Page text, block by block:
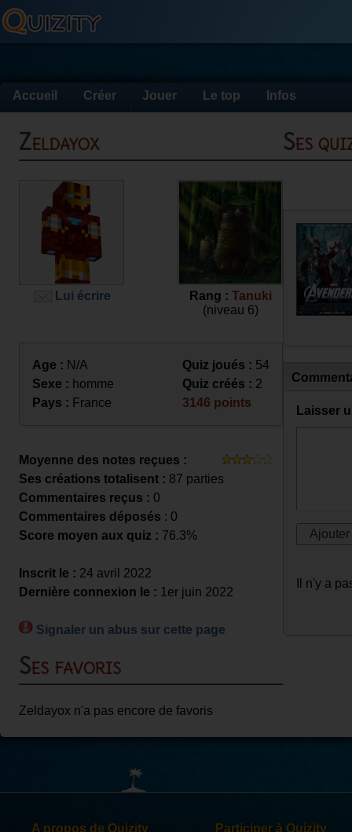
Accueil Créer Jouer Le top Infos
Zeldayox
Lui écrire Rang : Tanuki
(niveau 6)
Age : N/A
Sexe : homme
Pays : France
Quiz joués : 54
Quiz créés : 2
3146 points
Moyenne des notes reçues :
Ses créations totalisent : 87 parties
Commentaires reçus : 0
Commentaires déposés : 0
Score moyen aux quiz : 76.3%
Inscrit le : 24 avril 2022
Dernière connexion le : 1er juin 2022
Signaler un abus sur cette page
Ses favoris
Zeldayox n'a pas encore de favoris
Ses
Laisser
Il n'y a
A propos de Quizity Participer à Quizity